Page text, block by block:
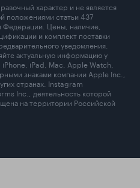
характер и не является
положениями статьи 437
Федерации. Цены, наличие,
и комплект поставки
уведомления.
актуальную информацию у
iPad, Mac, Apple Watch,
знаками компании Apple Inc.,
странах. Instagram
Inc., деятельность которой
на территории Российской